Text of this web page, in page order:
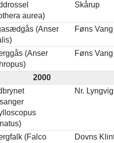
aurea)
Skårup
(Anser
Føns Vang
(Anser
Føns Vang
2000
Nr. Lyngvig
(Falco Dovns